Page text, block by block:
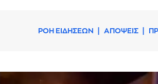
ΡΟΗ ΕΙΔΗΣΕΩΝ ΑΠΟΨΕΙΣ